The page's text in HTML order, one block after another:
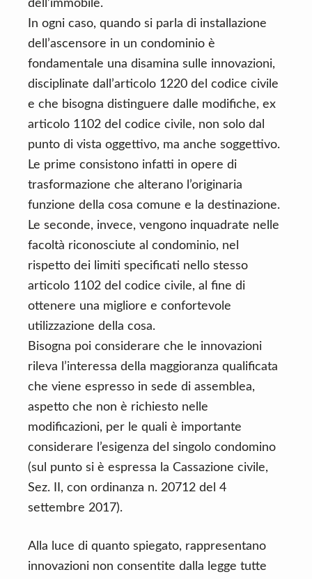
dell’immobile.
In ogni caso, quando si parla di installazione
dell’ascensore in un condominio è
fondamentale una disamina sulle innovazioni,
disciplinate dall’articolo 1220 del codice civile
e che bisogna distinguere dalle modifiche, ex
articolo 1102 del codice civile, non solo dal
punto di vista oggettivo, ma anche soggettivo.
Le prime consistono infatti in opere di
trasformazione che alterano l’originaria
funzione della cosa comune e la destinazione.
Le seconde, invece, vengono inquadrate nelle
facoltà riconosciute al condominio, nel
rispetto dei limiti specificati nello stesso
articolo 1102 del codice civile, al fine di
ottenere una migliore e confortevole
utilizzazione della cosa.
Bisogna poi considerare che le innovazioni
rileva l’interessa della maggioranza qualificata
che viene espresso in sede di assemblea,
aspetto che non è richiesto nelle
modificazioni, per le quali è importante
considerare l’esigenza del singolo condomino
(sul punto si è espressa la Cassazione civile,
Sez. II, con ordinanza n. 20712 del 4
settembre 2017).
Alla luce di quanto spiegato, rappresentano
innovazioni non consentite dalla legge tutte